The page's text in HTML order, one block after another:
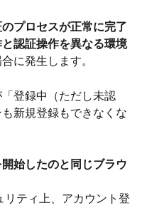
プロセスが正常に完了
認証操作を異なる環境
に発生します。
登録中（ただし未認
新規登録もできなくな
始したのと同じブラウ
ティ上、アカウント登